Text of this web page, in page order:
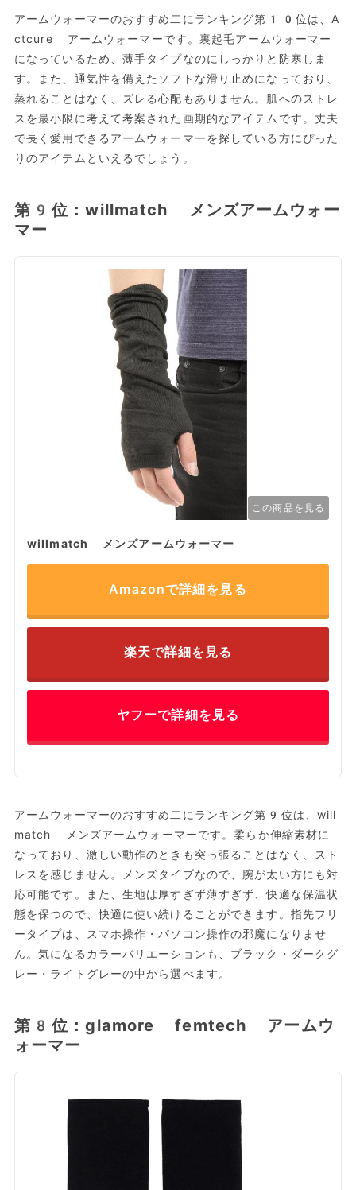
アームウォーマーのおすすめ二にランキング第10位は、A
ctcure アームウォーマーです。裏起毛アームウォーマー
になっているため、薄手タイプなのにしっかりと防寒しま
す。また、通気性を備えたソフトな滑り止めになっており、
蒸れることはなく、ズレる心配もありません。肌へのストレ
スを最小限に考えて考案された画期的なアイテムです。丈夫
で長く愛用できるアームウォーマーを探している方にぴった
りのアイテムといえるでしょう。
第9位：willmatch メンズアームウォー
マー
この商品を見る
willmatch メンズアームウォーマー
Amazonで詳細を見る
楽天で詳細を見る
ヤフーで詳細を見る
アームウォーマーのおすすめ二にランキング第9位は、will
match メンズアームウォーマーです。柔らか伸縮素材に
なっており、激しい動作のときも突っ張ることはなく、スト
レスを感じません。メンズタイプなので、腕が太い方にも対
応可能です。また、生地は厚すぎず薄すぎず、快適な保温状
態を保つので、快適に使い続けることができます。指先フリ
ータイプは、スマホ操作・パソコン操作の邪魔になりませ
ん。気になるカラーバリエーションも、ブラック・ダークグ
レー・ライトグレーの中から選べます。
第8位：glamore femtech アームウ
ォーマー